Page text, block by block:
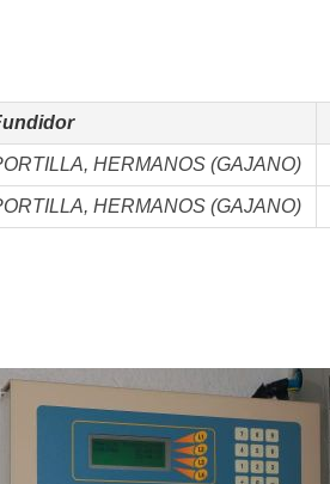
HERMANOS (GAJANO)
HERMANOS (GAJANO)